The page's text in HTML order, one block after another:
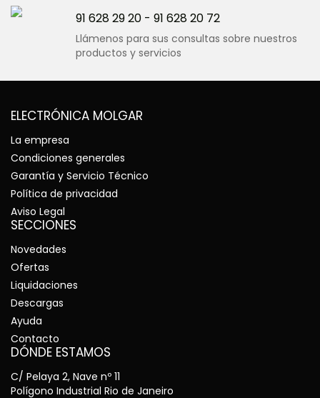
91 628 29 20- 91 628 20 72
Llámenos para sus consultas sobre nuestros
productos y servicios
ELECTRÓNICA MOLGAR
La empresa
Condiciones generales
Garantía y Servicio Técnico
Política de privacidad
Aviso Legal
SECCIONES
Novedades
Ofertas
Liquidaciones
Descargas
Ayuda
Contacto
DÓNDE ESTAMOS
C/ Pelaya 2, Nave nº 11
Polígono Industrial Rio de Janeiro